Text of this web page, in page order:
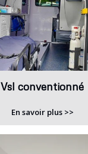
Vsl conventionné
En savoir plus >>